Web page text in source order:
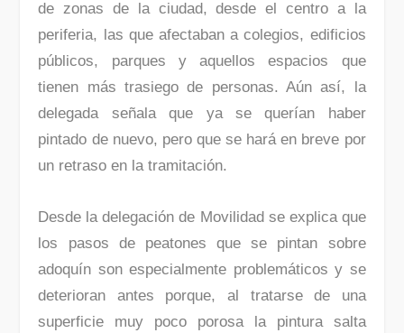
de zonas de la ciudad, desde el centro a la
periferia, las que afectaban a colegios, edificios
públicos, parques y aquellos espacios que
tienen más trasiego de personas. Aún así, la
delegada señala que ya se querían haber
pintado de nuevo, pero que se hará en breve por
un retraso en la tramitación.
Desde la delegación de Movilidad se explica que
los pasos de peatones que se pintan sobre
adoquín son especialmente problemáticos y se
deterioran antes porque, al tratarse de una
superficie muy poco porosa la pintura salta